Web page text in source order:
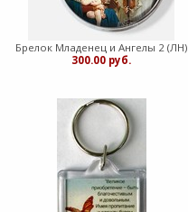
Брелок Младенец и Ангелы 2 (ЛН)
300.00 руб.